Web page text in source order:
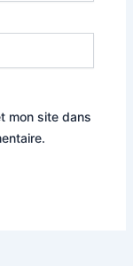
mon site dans